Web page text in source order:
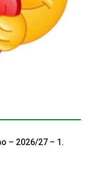
– 2026/27 – 1.